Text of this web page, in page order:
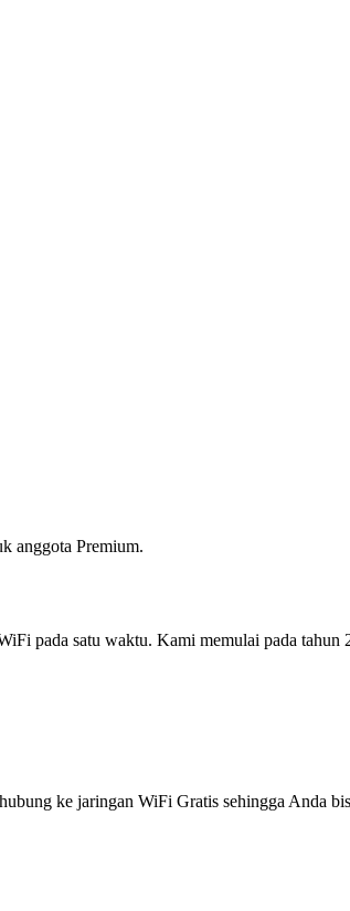
anggota Premium.
pada satu waktu. Kami memulai pada tahun
ke jaringan WiFi Gratis sehingga Anda